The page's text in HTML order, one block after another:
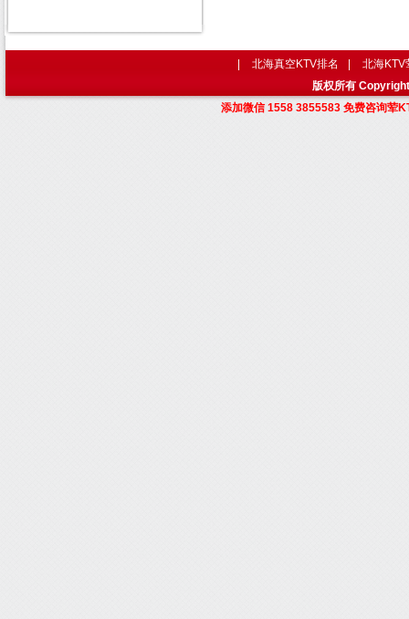
北海真空KTV排名
北海KTV
版权所有
添加微信 1558 3855583 免费咨询荤